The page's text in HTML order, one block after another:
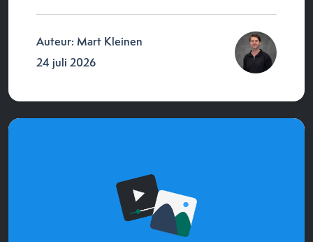
Auteur: Mart Kleinen
24 juli 2026